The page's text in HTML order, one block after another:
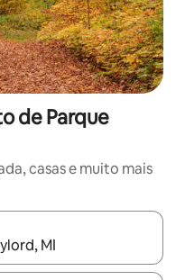
de Parque
casas e muito mais
disponíveis, explore-os